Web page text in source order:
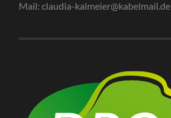
Mail: claudia-kalmeier@kabelmail.de